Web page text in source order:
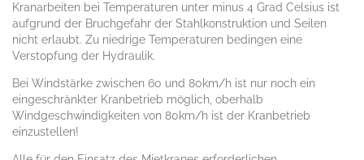
Kranarbeiten bei Temperaturen unter minus 4 Grad Celsius ist
aufgrund der Bruchgefahr der Stahlkonstruktion und Seilen
nicht erlaubt. Zu niedrige Temperaturen bedingen eine
Verstopfung der Hydraulik.
Bei Windstärke zwischen 60 und 80km/h ist nur noch ein
eingeschränkter Kranbetrieb möglich, oberhalb
Windgeschwindigkeiten von 80km/h ist der Kranbetrieb
einzustellen!